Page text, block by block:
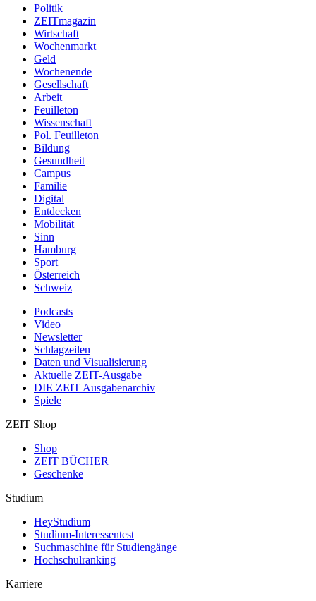
Politik
ZEITmagazin
Wirtschaft
Wochenmarkt
Geld
Wochenende
Gesellschaft
Arbeit
Feuilleton
Wissenschaft
Pol. Feuilleton
Bildung
Gesundheit
Campus
Familie
Digital
Entdecken
Mobilität
Sinn
Hamburg
Sport
Österreich
Schweiz
Podcasts
Video
Newsletter
Schlagzeilen
Daten und Visualisierung
Aktuelle ZEIT-Ausgabe
DIE ZEIT Ausgabenarchiv
Spiele
ZEIT Shop
Shop
ZEIT BÜCHER
Geschenke
Studium
HeyStudium
Studium-Interessentest
Suchmaschine für Studiengänge
Hochschulranking
Karriere